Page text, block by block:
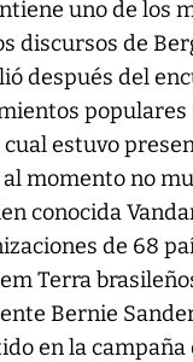
uno de los
discursos de
después del
populares
cual estuvo
momento no
conocida
de 68
Terra
Bernie
en la campaña